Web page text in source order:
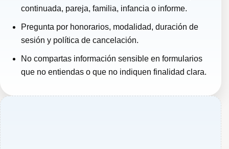
continuada, pareja, familia, infancia o informe.
Pregunta por honorarios, modalidad, duración de
sesión y política de cancelación.
No compartas información sensible en formularios
que no entiendas o que no indiquen finalidad clara.